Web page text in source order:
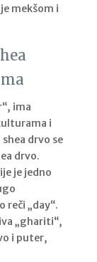
mekšom i
ima
i
drvo se
drvo.
je jedno
reči „day“.
„ghariti“,
i puter,